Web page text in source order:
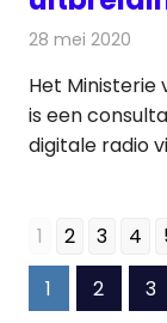
28 mei 2020
Het Ministerie
is een
digitale radio
1 2 3 4
Berichten
1 2 3